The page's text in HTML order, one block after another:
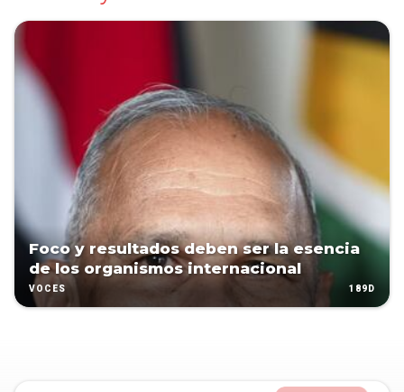
Foco y resultados deben ser la esencia
de los organismos internacional
VOCES 189D